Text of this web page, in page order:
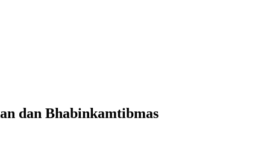
dan Bhabinkamtibmas